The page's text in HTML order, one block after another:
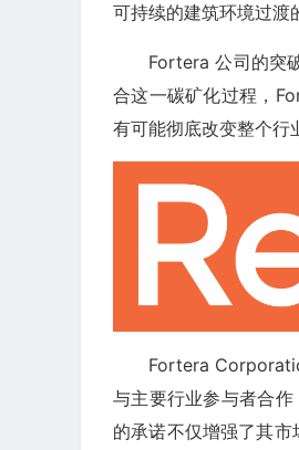
可持续的建筑环境过渡
Fortera 公司的突
合这一碳矿化过程，
有可能彻底改变整个行
Fortera
与主要行业参与者合
的承诺不仅增强了其